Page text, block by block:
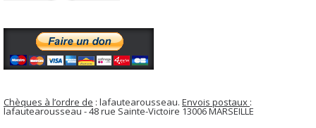
Chèques à l’ordre de : lafautearousseau. Envois postaux :
lafautearousseau - 48 rue Sainte-Victoire 13006 MARSEILLE